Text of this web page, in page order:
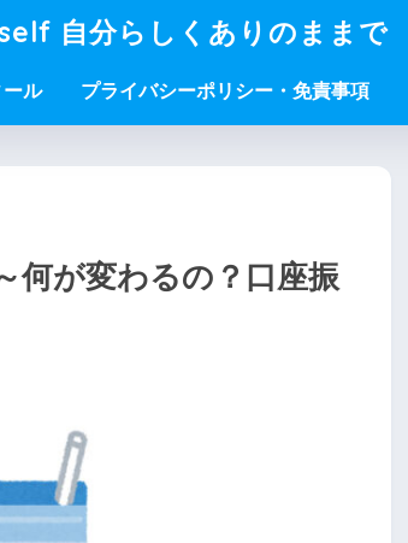
自分らしくありのままで
ル プライバシーポリシー・免責事項
何が変わるの？口座振